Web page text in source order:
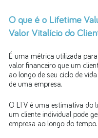
O que é o Lifetime
Valor Vitalício do
É uma métrica utilizada
valor financeiro que um
ao longo de seu ciclo de
de uma empresa.
O LTV é uma estimativa do
um cliente individual pode
empresa ao longo do tempo.